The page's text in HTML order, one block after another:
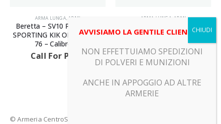
ARMA LUNGA, ARMI
Beretta – SV10 PREVAIL III
SPORTING KIK OFF – Canna
76 – Calibro 12
Call For Price
ARMA LUNGA ARMI
Rizzini – BR460 – Canna 76 –
Calibro 12
Call For Price
© Armeria CentroSport 31029 VITTORIO VENETO (TV) - Piazza
AVVISIAMO LA GENTILE CLIENTELA
NON EFFETTUIAMO SPEDIZIONI
DI POLVERI E MUNIZIONI
ANCHE IN APPOGGIO AD ALTRE
ARMERIE